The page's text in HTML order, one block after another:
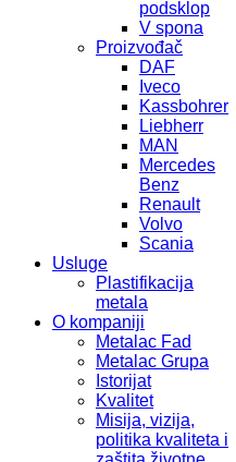
podsklop
V spona
Proizvođač
DAF
Iveco
Kassbohrer
Liebherr
MAN
Mercedes
Benz
Renault
Volvo
Scania
Usluge
Plastifikacija
metala
O kompaniji
Metalac Fad
Metalac Grupa
Istorijat
Kvalitet
Misija, vizija,
politika kvaliteta i